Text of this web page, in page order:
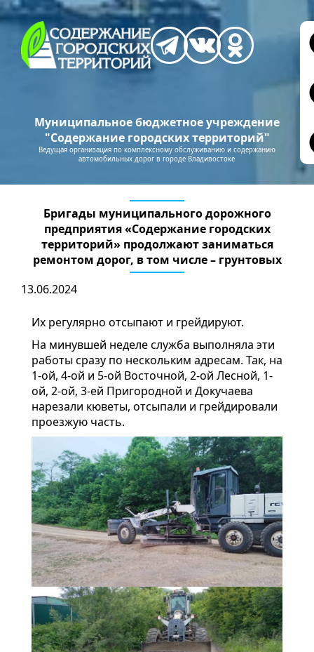
Муниципальное бюджетное учреждение
"Содержание городских территорий"
Ведущая организация по комплексному обслуживанию и содержанию
автомобильных дорог в городе Владивостоке
Бригады муниципального дорожного
предприятия «Содержание городских
территорий» продолжают заниматься
ремонтом дорог, в том числе – грунтовых
13.06.2024
Их регулярно отсыпают и грейдируют.
На минувшей неделе служба выполняла эти
работы сразу по нескольким адресам. Так, на
1-ой, 4-ой и 5-ой Восточной, 2-ой Лесной, 1-
ой, 2-ой, 3-ей Пригородной и Докучаева
нарезали кюветы, отсыпали и грейдировали
проезжую часть.